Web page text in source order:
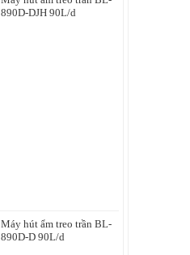
890D-DJH 90L/d
Máy hút ẩm treo trần BL-
890D-D 90L/d